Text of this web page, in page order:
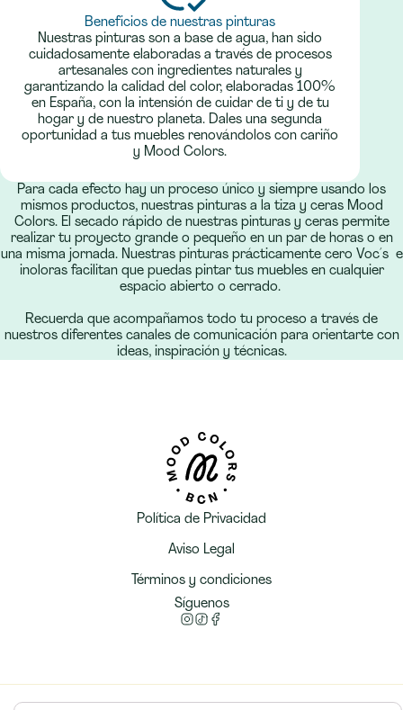
Beneficios de nuestras pinturas
Nuestras pinturas son a base de agua, han sido
cuidadosamente elaboradas a través de procesos
artesanales con ingredientes naturales y
garantizando la calidad del color, elaboradas 100%
en España, con la intensión de cuidar de ti y de tu
hogar y de nuestro planeta. Dales una segunda
oportunidad a tus muebles renovándolos con cariño
y Mood Colors.
Para cada efecto hay un proceso único y siempre usando los
mismos productos, nuestras pinturas a la tiza y ceras Mood
Colors. El secado rápido de nuestras pinturas y ceras permite
realizar tu proyecto grande o pequeño en un par de horas o en
una misma jornada. Nuestras pinturas prácticamente cero Voc´s e
inoloras facilitan que puedas pintar tus muebles en cualquier
espacio abierto o cerrado.
Recuerda que acompañamos todo tu proceso a través de
nuestros diferentes canales de comunicación para orientarte con
ideas, inspiración y técnicas.
Política de Privacidad
Aviso Legal
Términos y condiciones
Síguenos